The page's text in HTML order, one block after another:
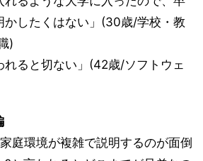
かしたくはない」(30歳/学校・教
)
れると切ない」(42歳/ソフトウェ
庭環境が複雑で説明するのが面倒